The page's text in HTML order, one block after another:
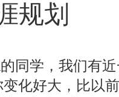
规划
同学，我们有
化好大，比以